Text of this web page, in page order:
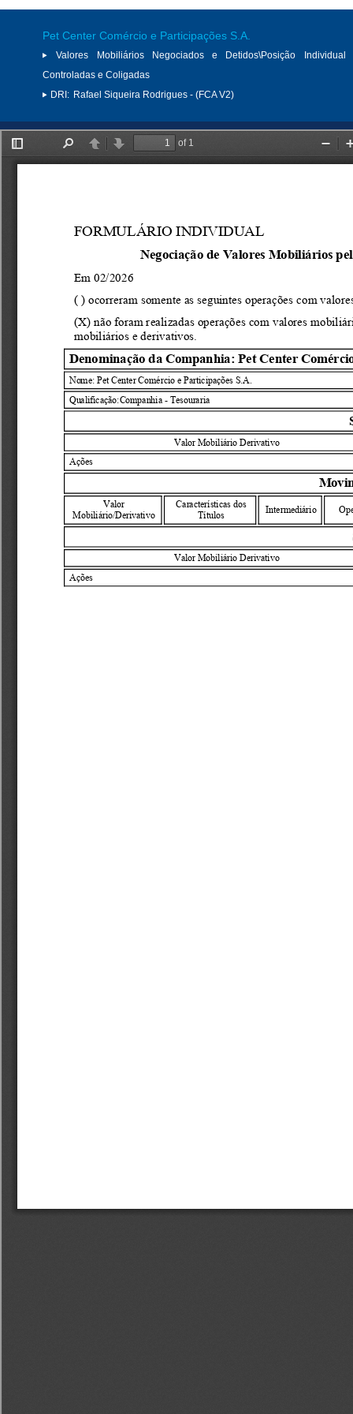
Pet Center Comércio e Participações S.A.
Valores Mobiliários Negociados e Detidos\Posição
Controladas e Coligadas
DRI: Rafael Siqueira Rodrigues - (FCA V2)